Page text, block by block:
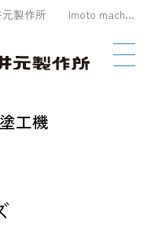
研究開発機器の創造型技術メーカー 井元製作所 Imoto machinery Co., LTD
工機